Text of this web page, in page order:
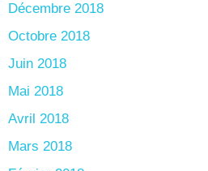
Décembre 2018
Octobre 2018
Juin 2018
Mai 2018
Avril 2018
Mars 2018